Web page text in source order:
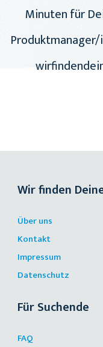
Minuten für
Produktmanager/
Wir finden
Über uns
Kontakt
Impressum
Datenschutz
Für Suchende
FAQ